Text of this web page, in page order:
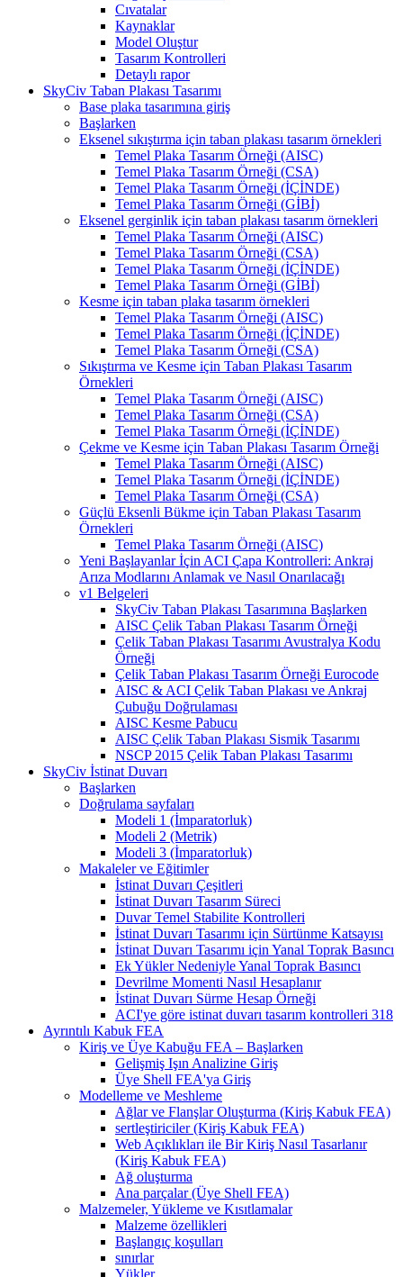
Cıvatalar
Kaynaklar
Model Oluştur
Tasarım Kontrolleri
Detaylı rapor
SkyCiv Taban Plakası Tasarımı
Base plaka tasarımına giriş
Başlarken
Eksenel sıkıştırma için taban plakası tasarım örnekleri
Temel Plaka Tasarım Örneği (AISC)
Temel Plaka Tasarım Örneği (CSA)
Temel Plaka Tasarım Örneği (İÇİNDE)
Temel Plaka Tasarım Örneği (GİBİ)
Eksenel gerginlik için taban plakası tasarım örnekleri
Temel Plaka Tasarım Örneği (AISC)
Temel Plaka Tasarım Örneği (CSA)
Temel Plaka Tasarım Örneği (İÇİNDE)
Temel Plaka Tasarım Örneği (GİBİ)
Kesme için taban plaka tasarım örnekleri
Temel Plaka Tasarım Örneği (AISC)
Temel Plaka Tasarım Örneği (İÇİNDE)
Temel Plaka Tasarım Örneği (CSA)
Sıkıştırma ve Kesme için Taban Plakası Tasarım
Örnekleri
Temel Plaka Tasarım Örneği (AISC)
Temel Plaka Tasarım Örneği (CSA)
Temel Plaka Tasarım Örneği (İÇİNDE)
Çekme ve Kesme için Taban Plakası Tasarım Örneği
Temel Plaka Tasarım Örneği (AISC)
Temel Plaka Tasarım Örneği (İÇİNDE)
Temel Plaka Tasarım Örneği (CSA)
Güçlü Eksenli Bükme için Taban Plakası Tasarım
Örnekleri
Temel Plaka Tasarım Örneği (AISC)
Yeni Başlayanlar İçin ACI Çapa Kontrolleri: Ankraj
Arıza Modlarını Anlamak ve Nasıl Onarılacağı
v1 Belgeleri
SkyCiv Taban Plakası Tasarımına Başlarken
AISC Çelik Taban Plakası Tasarım Örneği
Çelik Taban Plakası Tasarımı Avustralya Kodu
Örneği
Çelik Taban Plakası Tasarım Örneği Eurocode
AISC & ACI Çelik Taban Plakası ve Ankraj
Çubuğu Doğrulaması
AISC Kesme Pabucu
AISC Çelik Taban Plakası Sismik Tasarımı
NSCP 2015 Çelik Taban Plakası Tasarımı
SkyCiv İstinat Duvarı
Başlarken
Doğrulama sayfaları
Modeli 1 (İmparatorluk)
Modeli 2 (Metrik)
Modeli 3 (İmparatorluk)
Makaleler ve Eğitimler
İstinat Duvarı Çeşitleri
İstinat Duvarı Tasarım Süreci
Duvar Temel Stabilite Kontrolleri
İstinat Duvarı Tasarımı için Sürtünme Katsayısı
İstinat Duvarı Tasarımı için Yanal Toprak Basıncı
Ek Yükler Nedeniyle Yanal Toprak Basıncı
Devrilme Momenti Nasıl Hesaplanır
İstinat Duvarı Sürme Hesap Örneği
ACI'ye göre istinat duvarı tasarım kontrolleri 318
Ayrıntılı Kabuk FEA
Kiriş ve Üye Kabuğu FEA – Başlarken
Gelişmiş Işın Analizine Giriş
Üye Shell FEA'ya Giriş
Modelleme ve Meshleme
Ağlar ve Flanşlar Oluşturma (Kiriş Kabuk FEA)
sertleştiriciler (Kiriş Kabuk FEA)
Web Açıklıkları ile Bir Kiriş Nasıl Tasarlanır
(Kiriş Kabuk FEA)
Ağ oluşturma
Ana parçalar (Üye Shell FEA)
Malzemeler, Yükleme ve Kısıtlamalar
Malzeme özellikleri
Başlangıç ​​koşulları
sınırlar